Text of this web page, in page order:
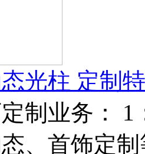
光柱 定制
制业务： 1
、首饰定